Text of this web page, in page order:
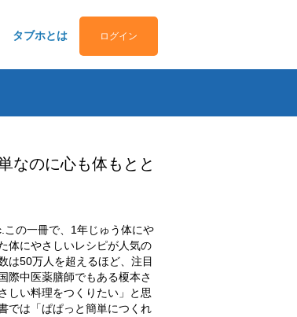
タブホとは ログイン
なのに心も体もとと
の一冊で、1年じゅう体にや
体にやさしいレシピが人気の
は50万人を超えるほど、注目
際中医薬膳師でもある榎本さ
しい料理をつくりたい」と思
では「ぱぱっと簡単につくれ